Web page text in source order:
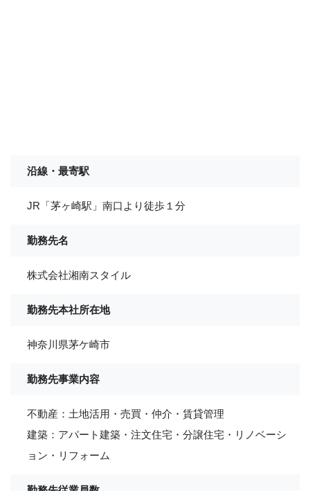
沿線・最寄駅
JR「茅ヶ崎駅」南口より徒歩１分
勤務先名
株式会社湘南スタイル
勤務先本社所在地
神奈川県茅ケ崎市
勤務先事業内容
不動産：土地活用・売買・仲介・賃貸管理
建築：アパート建築・注文住宅・分譲住宅・リノベーシ
ョン・リフォーム